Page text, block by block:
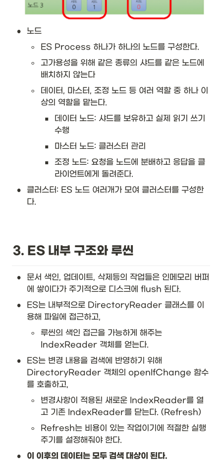
• 노드
◦ ES Process 하나가 하나의 노드를 구성한다.
◦
고가용성을 위해 같은 종류의 샤드를 같은 노드에
배치하지 않는다
◦
데이터, 마스터, 조정 노드 등 여러 역할 중 하나 이
상의 역할을 맡는다.
▪
데이터 노드: 샤드를 보유하고 실제 읽기 쓰기
수행
▪ 마스터 노드: 클러스터 관리
▪
조정 노드: 요청을 노드에 분배하고 응답을 클
라이언트에게 돌려준다.
•
클러스터: ES 노드 여러개가 모여 클러스터를 구성한
다.
3. ES 내부 구조와 루씬
•
문서 색인, 업데이트, 삭제등의 작업들은 인메모리 버퍼
에 쌓이다가 주기적으로 디스크에 flush 된다.
•
ES는 내부적으로 DirectoryReader 클래스를 이
용해 파일에 접근하고,
◦
루씬의 색인 접근을 가능하게 해주는
IndexReader 객체를 얻는다.
•
ES는 변경 내용을 검색에 반영하기 위해
DirectoryReader 객체의 openIfChange 함수
를 호출하고,
◦
변경사항이 적용된 새로운 IndexReader를 열
고 기존 IndexReader를 닫는다. (Refresh)
◦
Refresh는 비용이 있는 작업이기에 적절한 실행
주기를 설정해줘야 한다.
• 이 이후의 데이터는 모두 검색 대상이 된다.